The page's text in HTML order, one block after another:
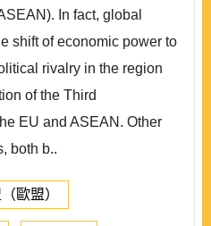
In fact, global
shift of economic power to
rivalry in the region
of the Third
EU and ASEAN. Other
both b..
歐盟）